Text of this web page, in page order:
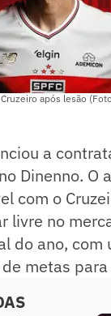
após lesão
a
Dinenno. O
com o
livre no
do ano, com
metas